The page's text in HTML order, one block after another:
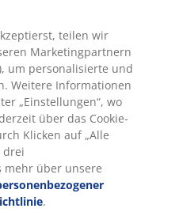
teilen wir
Marketingpartnern
um personalisierte und
Weitere Informationen
„Einstellungen“, wo
über das Cookie-
Klicken auf „Alle
drei
mehr über unsere
.